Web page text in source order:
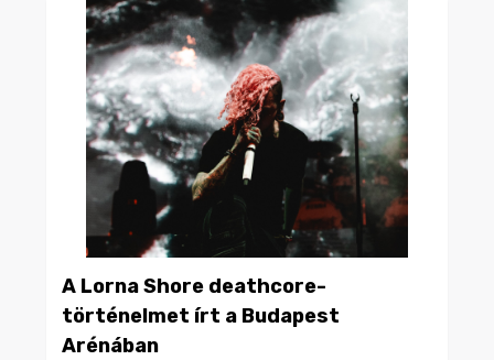
A Lorna Shore deathcore-
történelmet írt a Budapest
Arénában